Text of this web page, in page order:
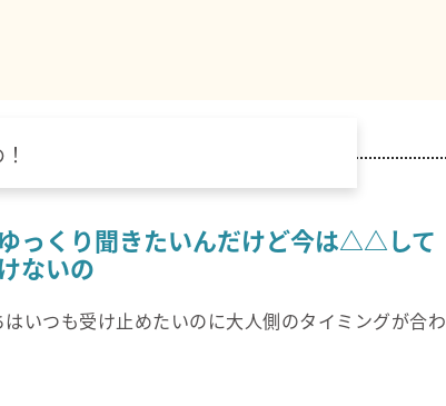
っくり聞きたいんだけど今は△△して
ないの
いつも受け止めたいのに大人側のタイミングが合わ